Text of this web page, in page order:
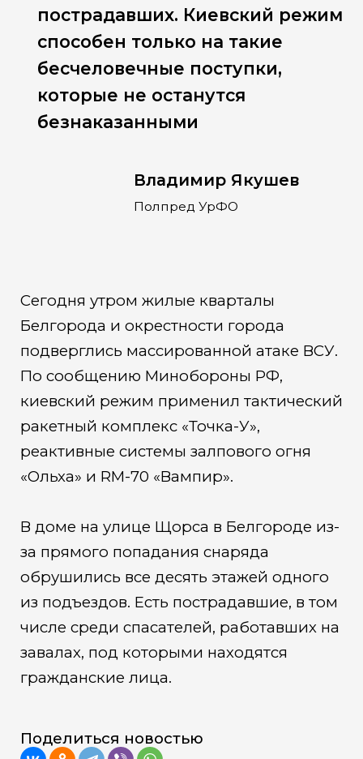
пострадавших. Киевский режим
способен только на такие
бесчеловечные поступки,
которые не останутся
безнаказанными
Владимир Якушев
Полпред УрФО
Сегодня утром жилые кварталы
Белгорода и окрестности города
подверглись массированной атаке ВСУ.
По сообщению Минобороны РФ,
киевский режим применил тактический
ракетный комплекс «Точка-У»,
реактивные системы залпового огня
«Ольха» и RM-70 «Вампир».
В доме на улице Щорса в Белгороде из-
за прямого попадания снаряда
обрушились все десять этажей одного
из подъездов. Есть пострадавшие, в том
числе среди спасателей, работавших на
завалах, под которыми находятся
гражданские лица.
Поделиться новостью